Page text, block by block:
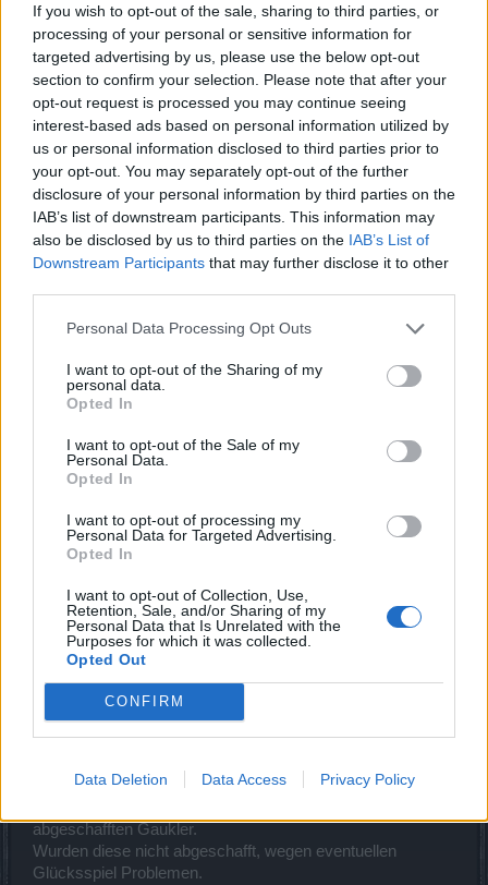
If you wish to opt-out of the sale, sharing to third parties, or
processing of your personal or sensitive information for
targeted advertising by us, please use the below opt-out
section to confirm your selection. Please note that after your
opt-out request is processed you may continue seeing
interest-based ads based on personal information utilized by
us or personal information disclosed to third parties prior to
your opt-out. You may separately opt-out of the further
disclosure of your personal information by third parties on the
IAB’s list of downstream participants. This information may
also be disclosed by us to third parties on the IAB’s List of
Downstream Participants that may further disclose it to other
Personal Data Processing Opt Outs
I want to opt-out of the Sharing of my
personal data.
Opted In
I want to opt-out of the Sale of my
Personal Data.
Opted In
I want to opt-out of processing my
Personal Data for Targeted Advertising.
Opted In
I want to opt-out of Collection, Use,
Retention, Sale, and/or Sharing of my
Personal Data that Is Unrelated with the
Purposes for which it was collected.
Opted Out
CONFIRM
Data Deletion Data Access Privacy Policy
Ausgang, aufgestellt.
Sie haben unterschiedliche "Spielkosten". Der teuerste hat
2000 Münzen
und man scheint das Bauzeugs/Anleitung (habs nich
erspielt) für ein Raketen
Reitier zu bekommen.
Zitat von jordywinchester:
Ich bin mal gespannt und ich erwarte das einst so schöne Dragan-
Event schon mit einem gewissem "Grauen"
Laß erstmal Mttwinter spielen und dann Dragan schauen
auf "Einnahmequelle"
damals an,
das man ja auch auf den Weihnachtsmarkt kostenlos geht
und dort für Spaß
und nich weil wir
uns ja angeblich Event vollgestopfte Monate wünschen.
15 November 2019
B1acKwu1F,Sternfeuer, jordywinchester und1 weiteren Person
mcdoc
Forenfreak
Zitat von jordywinchester:
zumal ja diese komischen Pesthos Münzen( braucht man
wahrscheinlich für die "Automaten" , was das auch immer sein
abgeschafften Gaukler.
Wurden diese nicht abgeschafft, wegen eventuellen
Glücksspiel Problemen.